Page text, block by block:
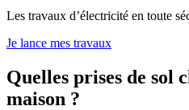
Les travaux d’électricité en toute
Je lance mes travaux
Quelles prises de sol
maison ?